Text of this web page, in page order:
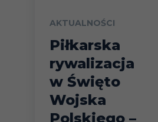
AKTUALNOŚCI
Piłkarska
rywalizacja
w Święto
Wojska
Polskiego –